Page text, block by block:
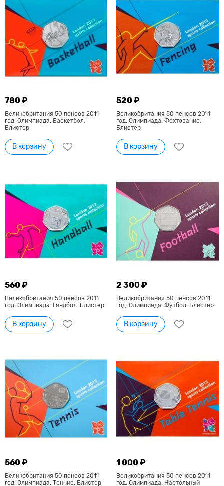
780 ₽
Великобритания 50 пенсов 2011
год. Олимпиада. Баскетбол.
Блистер
В корзину
520 ₽
Великобритания 50 пенсов 2011
год. Олимпиада. Фехтование.
Блистер
В корзину
560 ₽
Великобритания 50 пенсов 2011
год. Олимпиада. Гандбол. Блистер
В корзину
2 300 ₽
Великобритания 50 пенсов 2011
год. Олимпиада. Футбол. Блистер
В корзину
560 ₽
Великобритания 50 пенсов 2011
год. Олимпиада. Теннис. Блистер
1 000 ₽
Великобритания 50 пенсов 2011
год. Олимпиада. Настольный